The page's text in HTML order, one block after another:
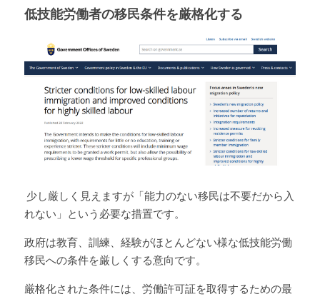
低技能労働者の移民条件を厳格化する
れない」という必要な措置です。
政府は教育、訓練、経験がほとんどない様な低技能労働
移民への条件を厳しくする意向です。
厳格化された条件には、労働許可証を取得するための最